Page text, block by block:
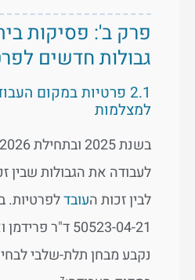
פרק ב': פסיקות
גבולות חדשים
2.1 פרטיות במקום
למצלמות
לעבודה את הגבולות שבין
לבין זכות העובדלפרטיות.
50523-04-21
נקבע מבחן תלת-שלבי